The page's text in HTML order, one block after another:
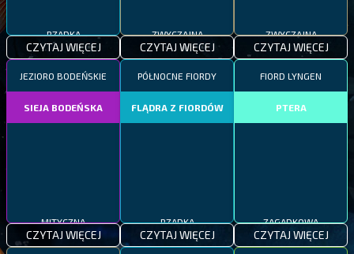
RZADKA
CZYTAJ WIĘCEJ
ZWYCZAJNA
CZYTAJ WIĘCEJ
ZWYCZAJNA
CZYTAJ WIĘCEJ
JEZIORO BODEŃSKIE
SIEJA BODEŃSKA
MITYCZNA
CZYTAJ WIĘCEJ
PÓŁNOCNE FIORDY
FLĄDRA Z FIORDÓW
RZADKA
CZYTAJ WIĘCEJ
FIORD LYNGEN
PTERA
ZAGADKOWA
CZYTAJ WIĘCEJ